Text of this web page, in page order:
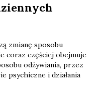
zmianę sposobu
coraz częściej obejmuje
odżywiania, przez
psychiczne i działania